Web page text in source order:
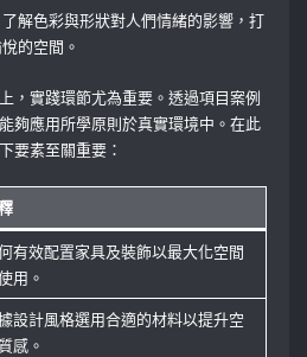
了解色彩與形狀對人們情緒的影響，打
的空間。
，實踐環節尤為重要。透過項目案例
夠應用所學原則於真實環境中。在此
要素至關重要：
有效配置家具及裝飾以最大化空間
用。
設計風格選用合適的材料以提升空
感。